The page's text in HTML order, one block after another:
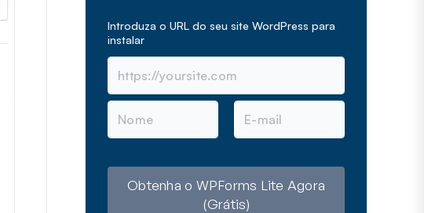
Introduza o URL do seu site WordPress para
instalar
N
m
E
a
Obtenha o WPForms Lite Agora
(Grátis)